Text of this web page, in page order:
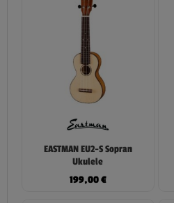
EASTMAN EU2-S Sopran
Ukulele
199,00€